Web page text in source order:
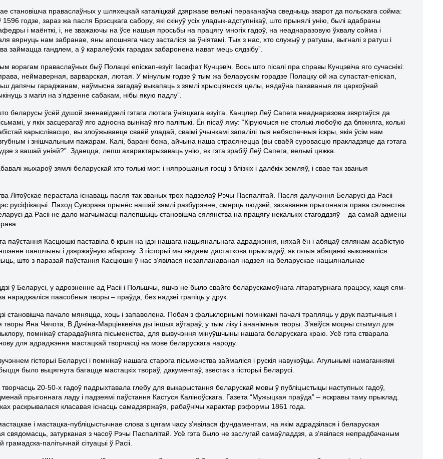
становішча праваслаўных у шляхецкай каталіцкай дзяржаве вельмі пераканаўча сведчыць зварот да польскага сойма:
годзе, зараз жа пасля Брэсцкага сабору, які скінуў усіх уладык-адступнікаў, што прынялі унію, былі адабраны
і маёнткі, і, не зважаючы на ўсе нашыя просьбы на працягу многіх гадоў, на неаднаразовую ўхвалу сойма і
вярнуць нам забранае, яны апошняга часу засталіся за ўніятамі. Тых з нас, хто служыў у ратушы, выгналі з ратуш і
займацца гандлем, а ў каралеўскіх гарадах забаронена нават мець сядзібу”.
ворагам праваслаўных быў Полацкі епіскап-езуіт Іасафат Кунцэвіч. Вось што пісалі пра справы Кунцэвіча яго сучаснікі:
неймаверная, варварская, лютая. У мінулым годзе ў тым жа беларускім горадзе Полацку ой жа супастат-епіскап,
дапячы гараджанам, наўмысна загадаў выкапаць з зямлі хрысціянскія целы, нядаўна пахаваныя ля царкоўнай
з магіл на з’ядзенне сабакам, нібы якую падлу”.
беларусы ўсёй душой зненавідзелі гэтага лютага ўніяцкага езуіта. Канцлер Леў Сапега неаднаразова звяртаўся да
у якіх засцерагаў яго адносна вынікаў яго палітыкі. Ён пісаў яму: “Кіруючыся не столькі любоўю да бліжняга, колькі
карыслівасцю, вы злоўжываеце сваёй уладай, сваімі ўчынкамі запалілі тыя небяспечныя іскры, якія ўсім нам
і знішчальным пажарам. Калі, барані божа, айчына наша страсянецца (вы сваёй суровасцю пракладзяце да гэтага
з вашай уніяй?”. Здаецца, лепш ахарактарызаваць унію, як гэта зрабіў Леў Сапега, вельмі цяжка.
жыхароў зямлі беларускай хто толькі мог: і няпрошаныя госці з блізкіх і далёкіх земляў, і свае так званыя
Літоўскае перастала існаваць пасля так званых трох падзелаў Рэчы Паспалітай. Пасля далучэння Беларусі да Расіі
русіфікацыі. Паход Суворава прынёс нашай зямлі разбурэнне, смерць людзей, захаванне прыгоннага права сялянства.
да Расіі не дало магчымасці палепшыць становішча сялянства на працягу некалькіх стагоддзяў – да самай адмены
паўстання Касцюшкі паставіла б крыж на ідэі нашага нацыянальнага адраджэння, няхай ён і абяцаў сялянам асабістую
паншчыны і дзяржаўную абарону. З гісторыі мы ведаем дастаткова прыкладаў, як гэтыя абяцанкі выконваліся.
што з паразай паўстання Касцюшкі ў нас з’явілася незапланаваная надзея на беларускае нацыянальнае
ў Беларусі, у адрозненне ад Расіі і Польшчы, яшчэ не было свайго беларускамоўнага літаратурнага працэсу, хаця сям-
нараджаліся паасобныя творы – праўда, без надзеі трапіць у друк.
становішча пачало мяняцца, хоць і запаволена. Побач з фальклорнымі помнікамі пачалі трапляць у друк паэтычныя і
Яна Чачота, В.Дуніна-Марцінкевіча ды іншых аўтараў, у тым ліку і ананімныя творы. З’явіўся моцны стымул для
помнікаў старадаўняга пісьменства, для вывучэння мінуўшчыны нашага беларускага краю. Усё гэта стварала
для адраджэння мастацкай творчасці на мове беларускага народу.
гісторыі Беларусі і помнікаў нашага старога пісьменства займаліся і рускія навукоўцы. Агульнымі намаганнямі
было выцягнута багацце мастацкіх твораў, дакументаў, звестак з гісторыі Беларусі.
творчасць 20-50-х гадоў падрыхтавала глебу для выкарыстання беларускай мовы ў публіцыстыцы наступных гадоў,
прыгоннага ладу і падзеямі паўстання Кастуся Каліноўскага. Газета “Мужыцкая праўда” – яскравы таму прыклад.
раскрывалася класавая існасць самадзяржаўя, рабаўнічы характар рэформы 1861 года.
і мастацка-публіцыстычнае слова з цягам часу з’явілася фундаментам, на якім адрадзілася і беларуская
свядомасць, затурканая з часоў Рэчы Паспалітай. Усё гэта было не заслугай самаўладдзя, а з’явілася непрадбачаным
грамадска-палітычнай сітуацыі ў Расіі.